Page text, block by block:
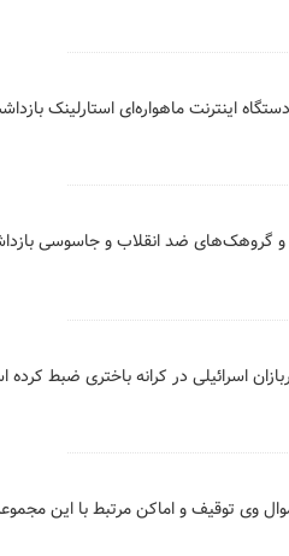
شبکه‌ها، هسته‌ها و گروهک‌های ضد انقلاب و جاسوسی
وی توقیف و اماکن مرتبط با این